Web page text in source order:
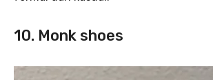
10. Monk shoes